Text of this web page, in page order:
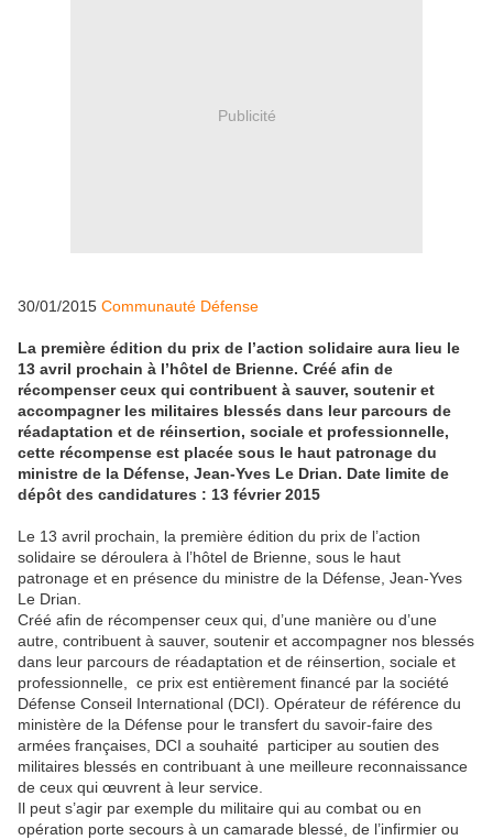
Publicité
30/01/2015 Communauté Défense
La première édition du prix de l’action solidaire aura lieu le
13 avril prochain à l’hôtel de Brienne. Créé afin de
récompenser ceux qui contribuent à sauver, soutenir et
accompagner les militaires blessés dans leur parcours de
réadaptation et de réinsertion, sociale et professionnelle,
cette récompense est placée sous le haut patronage du
ministre de la Défense, Jean-Yves Le Drian. Date limite de
dépôt des candidatures : 13 février 2015
Le 13 avril prochain, la première édition du prix de l’action
solidaire se déroulera à l’hôtel de Brienne, sous le haut
patronage et en présence du ministre de la Défense, Jean-Yves
Le Drian.
Créé afin de récompenser ceux qui, d’une manière ou d’une
autre, contribuent à sauver, soutenir et accompagner nos blessés
dans leur parcours de réadaptation et de réinsertion, sociale et
professionnelle, ce prix est entièrement financé par la société
Défense Conseil International (DCI). Opérateur de référence du
ministère de la Défense pour le transfert du savoir-faire des
armées françaises, DCI a souhaité participer au soutien des
militaires blessés en contribuant à une meilleure reconnaissance
de ceux qui œuvrent à leur service.
Il peut s’agir par exemple du militaire qui au combat ou en
opération porte secours à un camarade blessé, de l’infirmier ou